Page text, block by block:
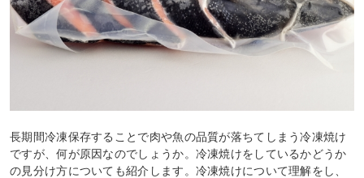
長期間冷凍保存することで肉や魚の品質が落ちてしまう冷凍焼け
ですが、何が原因なのでしょうか。冷凍焼けをしているかどうか
の見分け方についても紹介します。冷凍焼けについて理解をし、